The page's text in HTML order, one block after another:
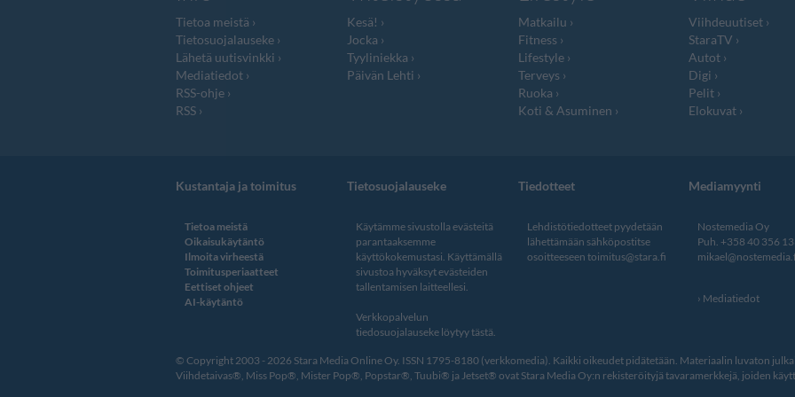
Tietoa meistä
Tietosuojalauseke
Lähetä uutisvinkki
Mediatiedot
RSS-ohje
RSS
Kesä!
Jocka
Tyyliniekka
Päivän Lehti
Matkailu
Fitness
Lifestyle
Terveys
Ruoka
Koti & Asuminen
Viihdeuutiset
StaraTV
Autot
Digi
Pelit
Elokuvat
Kustantaja ja toimitus
Tietoa meistä
Oikaisukäytäntö
Ilmoita virheestä
Toimitusperiaatteet
Eettiset ohjeet
AI-käytäntö
Tietosuojalauseke
Käytämme sivustolla evästeitä
parantaaksemme
käyttökokemustasi. Käyttämällä
sivustoa hyväksyt evästeiden
tallentamisen laitteellesi.
Verkkopalvelun
tiedosuojalauseke löytyy tästä.
Tiedotteet
Lehdistötiedotteet pyydetään
lähettämään sähköpostitse
osoitteeseen toimitus@stara.fi
Mediamyynti
Nostemedia Oy
Puh. +358 40 356
Mediatiedot
© Copyright 2003 - 2026 Stara Media Online Oy. ISSN 1795-8180 (verkkomedia). Kaikki oikeudet pidätetään. Materiaalin luvaton
Viihdetaivas®, Miss Pop®, Mister Pop®, Popstar®, Tuubi® ja Jetset® ovat Stara Media Oy:n rekisteröityjä tavaramerkkejä, joiden